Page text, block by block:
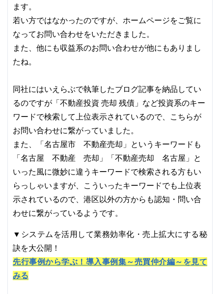
ます。
若い方ではなかったのですが、ホームページをご覧に
なってお問い合わせをいただきました。
また、他にも収益系のお問い合わせが他にもありまし
たね。
同社にはいえらぶで執筆したブログ記事を納品してい
るのですが「不動産投資 売却 残債」など投資系のキー
ワードで検索して上位表示されているので、こちらが
お問い合わせに繋がっていました。
また、「名古屋市 不動産売却」というキーワードも
「名古屋 不動産 売却」「不動産売却 名古屋」と
いった風に微妙に違うキーワードで検索される方もい
らっしゃいますが、こういったキーワードでも上位表
示されているので、港区以外の方からも認知・問い合
わせに繋がっているようです。
▼システムを活用して業務効率化・売上拡大にする秘
訣を大公開！
先行事例から学ぶ！導入事例集～売買仲介編～を見て
みる